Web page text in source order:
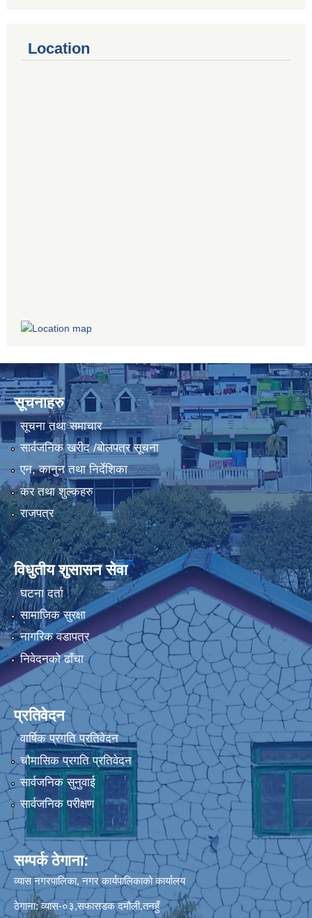
Location
सूचनाहरु
सूचना तथा समाचार
सार्वजनिक खरीद /बोलपत्र सूचना
एन, कानुन तथा निर्देशिका
कर तथा शुल्कहरु
राजपत्र
विधुतीय शुसासन सेवा
घटना दर्ता
सामाजिक सुरक्षा
नागरिक वडापत्र
निवेदनको ढाँचा
प्रतिवेदन
वार्षिक प्रगति प्रतिवेदन
चौमासिक प्रगति प्रतिवेदन
सार्वजनिक सुनुवाई
सार्वजनिक परीक्षण
सम्पर्क ठेगाना:
व्यास नगरपालिका, नगर कार्यपालिकाको कार्यालय
ठेगाना: व्यास-०३,सफासडक दमौली,तनहुँ